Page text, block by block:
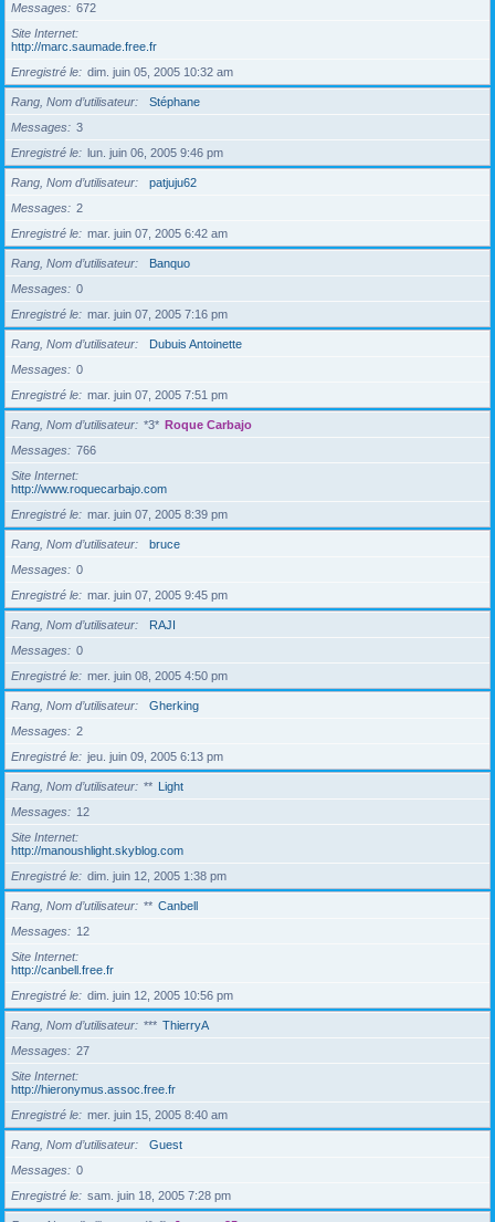
Messages
672
Site Internet
http://marc.saumade.free.fr
Enregistré le
dim. juin 05, 2005 10:32 am
Rang, Nom d’utilisateur
Stéphane
Messages
3
Enregistré le
lun. juin 06, 2005 9:46 pm
Rang, Nom d’utilisateur
patjuju62
Messages
2
Enregistré le
mar. juin 07, 2005 6:42 am
Rang, Nom d’utilisateur
Banquo
Messages
0
Enregistré le
mar. juin 07, 2005 7:16 pm
Rang, Nom d’utilisateur
Dubuis Antoinette
Messages
0
Enregistré le
mar. juin 07, 2005 7:51 pm
Rang, Nom d’utilisateur *3* Roque Carbajo
Messages
766
Site Internet
http://www.roquecarbajo.com
Enregistré le
mar. juin 07, 2005 8:39 pm
Rang, Nom d’utilisateur
bruce
Messages
0
Enregistré le
mar. juin 07, 2005 9:45 pm
Rang, Nom d’utilisateur
RAJI
Messages
0
Enregistré le
mer. juin 08, 2005 4:50 pm
Rang, Nom d’utilisateur
Gherking
Messages
2
Enregistré le
jeu. juin 09, 2005 6:13 pm
Rang, Nom d’utilisateur ** Light
Messages
12
Site Internet
http://manoushlight.skyblog.com
Enregistré le
dim. juin 12, 2005 1:38 pm
Rang, Nom d’utilisateur ** Canbell
Messages
12
Site Internet
http://canbell.free.fr
Enregistré le
dim. juin 12, 2005 10:56 pm
Rang, Nom d’utilisateur *** ThierryA
Messages
27
Site Internet
http://hieronymus.assoc.free.fr
Enregistré le
mer. juin 15, 2005 8:40 am
Rang, Nom d’utilisateur
Guest
Messages
0
Enregistré le
sam. juin 18, 2005 7:28 pm